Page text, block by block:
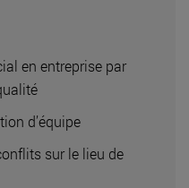
en entreprise par
d’équipe
sur le lieu de